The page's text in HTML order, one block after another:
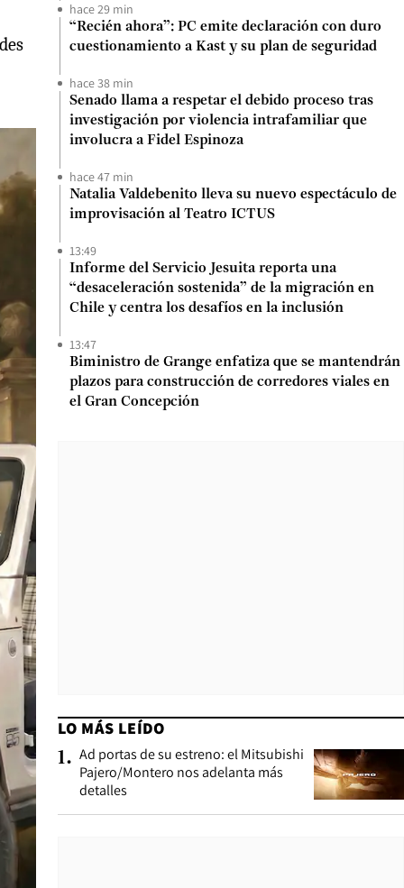
hace 29 min
“Recién ahora”: PC emite declaración con duro
cuestionamiento a Kast y su plan de seguridad
hace 38 min
Senado llama a respetar el debido proceso tras
investigación por violencia intrafamiliar que
involucra a Fidel Espinoza
hace 47 min
Natalia Valdebenito lleva su nuevo espectáculo de
improvisación al Teatro ICTUS
13:49
Informe del Servicio Jesuita reporta una
“desaceleración sostenida” de la migración en
Chile y centra los desafíos en la inclusión
13:47
Biministro de Grange enfatiza que se mantendrán
plazos para construcción de corredores viales en
el Gran Concepción
LO MÁS LEÍDO
1. Ad portas de su estreno: el Mitsubishi
Pajero/Montero nos adelanta más
detalles